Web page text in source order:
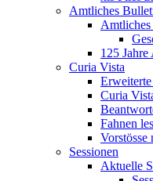
Amtliches
125
Curia Vista
Curia
Fahnen
Sessionen
Aktuelle